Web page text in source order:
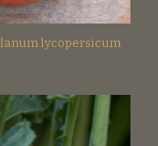
lycopersicum